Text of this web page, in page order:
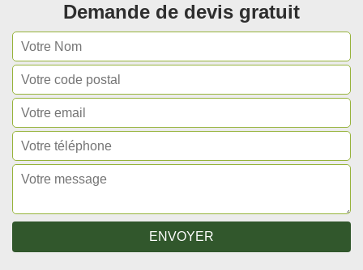
Demande de devis gratuit